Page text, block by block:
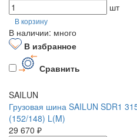
шт
В корзину
В наличии: много
В избранное
Сравнить
SAILUN
Грузовая шина SAILUN SDR1
(152/148) L(M)
29 670 ₽